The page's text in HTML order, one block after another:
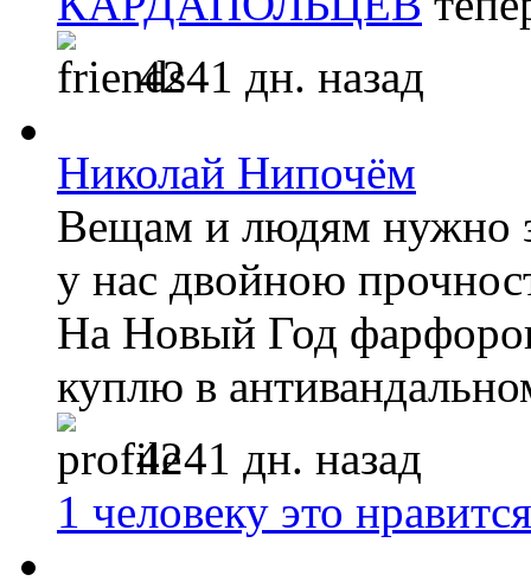
4241 дн. назад
Николай Нипочём
Вещам и людям нужно
у нас двойною
На Новый Год
куплю в
4241 дн. назад
1 человеку это нравится